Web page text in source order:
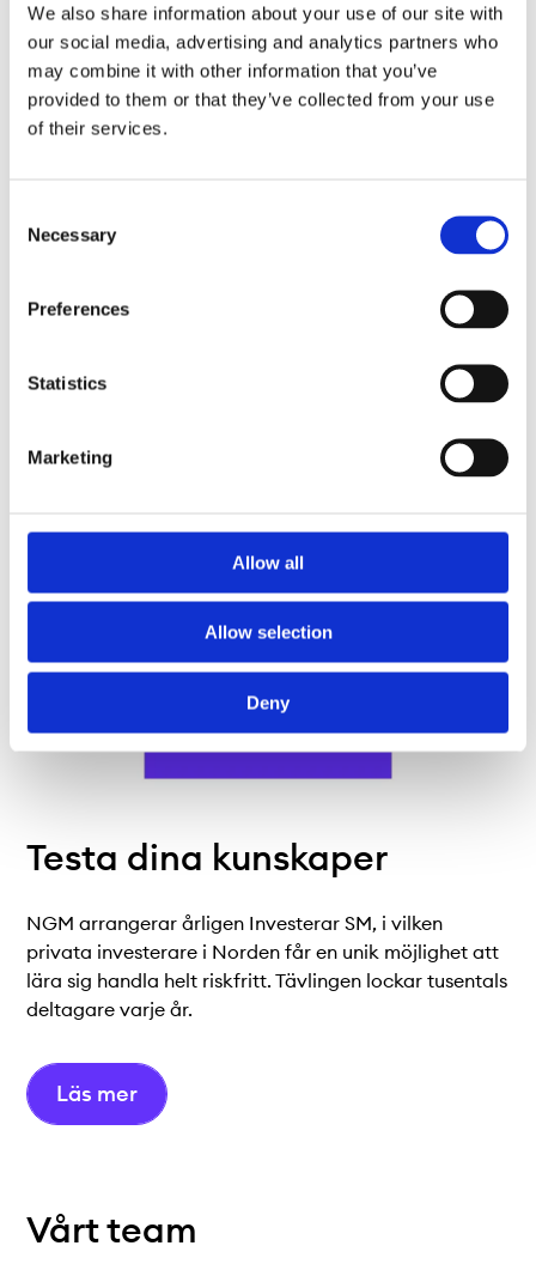
We also share information about your use of our site with
our social media, advertising and analytics partners who
may combine it with other information that you’ve
provided to them or that they’ve collected from your use
of their services.
Selection
Necessary
Preferences
Statistics
Marketing
Allow all
Allow selection
Deny
Bli emittent Alla emittenter
Testa dina kunskaper
NGM arrangerar årligen Investerar SM, i vilken
privata investerare i Norden får en unik möjlighet att
lära sig handla helt riskfritt. Tävlingen lockar tusentals
deltagare varje år.
Läs mer
Vårt team